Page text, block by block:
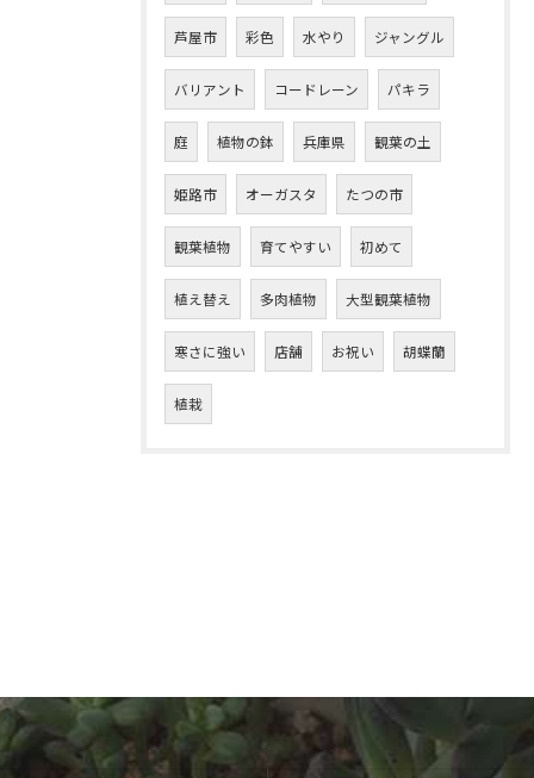
芦屋市 彩色 水やり ジャングル
バリアント コードレーン パキラ
庭 植物の鉢 兵庫県 観葉の土
姫路市 オーガスタ たつの市
観葉植物 育てやすい 初めて
植え替え 多肉植物 大型観葉植物
寒さに強い 店舗 お祝い 胡蝶蘭
植栽